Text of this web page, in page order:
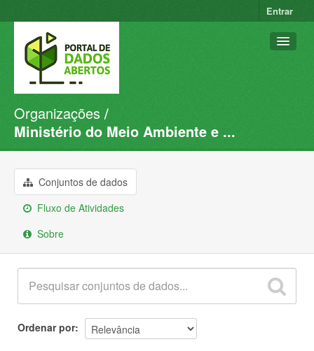
Entrar
Conjuntos de dados
Organizações
Sobre
Organizações
Ministério do Meio Ambiente e ...
Conjuntos de dados
Fluxo de Atividades
Sobre
Ordenar por